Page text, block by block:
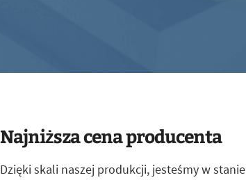
Najniższa cena producenta
Dzięki skali naszej produkcji, jesteśmy w stanie